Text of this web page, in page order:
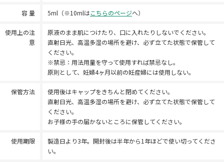
容 量 5ml（※10mlはこちらのページへ）
使用上の注
意
原液のまま肌につけたり、口に入れたりしないでください。
直射日光、高温多湿の場所を避け、必ず立てた状態で保管して
ください。
※禁忌：用法用量を守って使用すれば禁忌なし。
原則として、妊婦4ヶ月以前の妊産婦には使用しない。
保管方法
使用後はキャップをきちんと閉めてください。
直射日光、高温多湿の場所を避け、必ず立てた状態で保管して
ください。
お子様の手の届かないところに保管してください。
使用期限
製造日より3年。開封後は半年から1年ほどで使い切ってくださ
い。